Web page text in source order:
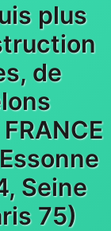
plus
de
Seine
75)